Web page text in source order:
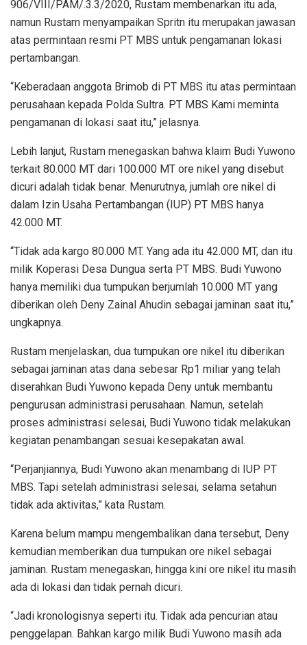
906/VIII/PAM/.3.3/2020, Rustam membenarkan itu ada,
namun Rustam menyampaikan Spritn itu merupakan jawasan
atas permintaan resmi PT MBS untuk pengamanan lokasi
pertambangan.
“Keberadaan anggota Brimob di PT MBS itu atas permintaan
perusahaan kepada Polda Sultra. PT MBS Kami meminta
pengamanan di lokasi saat itu,” jelasnya.
Lebih lanjut, Rustam menegaskan bahwa klaim Budi Yuwono
terkait 80.000 MT dari 100.000 MT ore nikel yang disebut
dicuri adalah tidak benar. Menurutnya, jumlah ore nikel di
dalam Izin Usaha Pertambangan (IUP) PT MBS hanya
42.000 MT.
“Tidak ada kargo 80.000 MT. Yang ada itu 42.000 MT, dan itu
milik Koperasi Desa Dungua serta PT MBS. Budi Yuwono
hanya memiliki dua tumpukan berjumlah 10.000 MT yang
diberikan oleh Deny Zainal Ahudin sebagai jaminan saat itu,”
ungkapnya.
Rustam menjelaskan, dua tumpukan ore nikel itu diberikan
sebagai jaminan atas dana sebesar Rp1 miliar yang telah
diserahkan Budi Yuwono kepada Deny untuk membantu
pengurusan administrasi perusahaan. Namun, setelah
proses administrasi selesai, Budi Yuwono tidak melakukan
kegiatan penambangan sesuai kesepakatan awal.
“Perjanjiannya, Budi Yuwono akan menambang di IUP PT
MBS. Tapi setelah administrasi selesai, selama setahun
tidak ada aktivitas,” kata Rustam.
Karena belum mampu mengembalikan dana tersebut, Deny
kemudian memberikan dua tumpukan ore nikel sebagai
jaminan. Rustam menegaskan, hingga kini ore nikel itu masih
ada di lokasi dan tidak pernah dicuri.
“Jadi kronologisnya seperti itu. Tidak ada pencurian atau
penggelapan. Bahkan kargo milik Budi Yuwono masih ada